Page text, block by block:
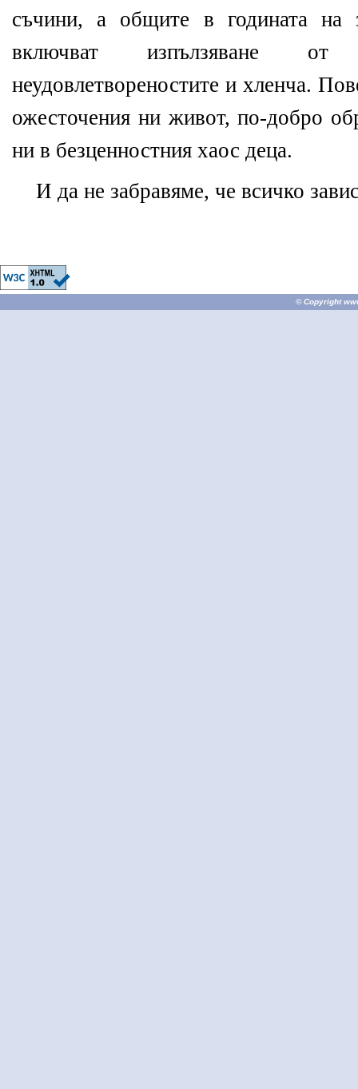
съчини, а общите в годината на
включват изпълзяване от
неудовлетвореностите и хленча.
ожесточения ни живот, по-добро
ни в безценностния хаос деца.
И да не забравяме, че всичко
© Copyright